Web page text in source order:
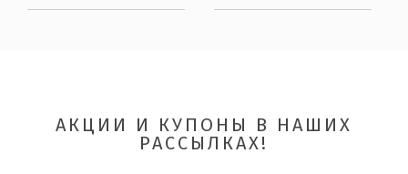
АКЦИИ И КУПОНЫ В НАШИХ
РАССЫЛКАХ!